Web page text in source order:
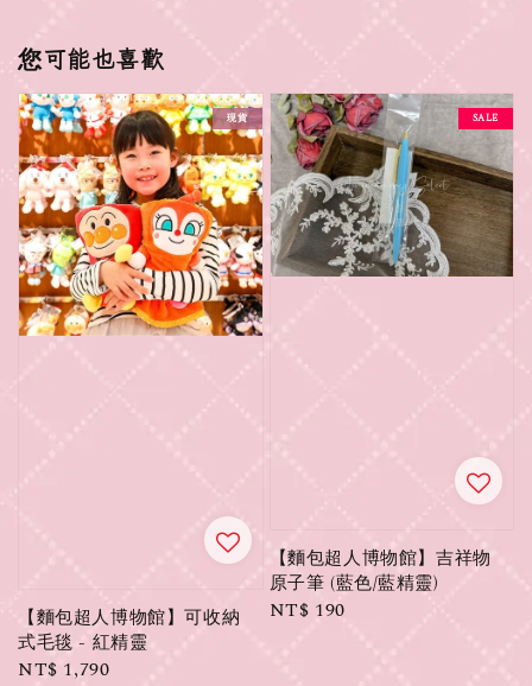
您可能也喜歡
現貨
【麵包超人博物館】可收納
式毛毯 - 紅精靈
Regular
NT$ 1,790
SALE
【麵包超人博物館】吉祥物
原子筆 (藍色/藍精靈)
Regular
NT$ 190